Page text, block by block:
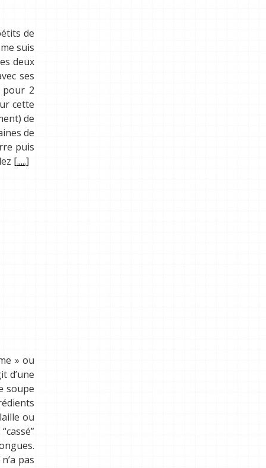
de
suis
deux
ses
pour 2
cette
de
de
puis
[.....]
» ou
d’une
soupe
ou
pas